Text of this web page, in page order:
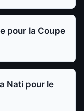
pour la Coupe
Nati pour le